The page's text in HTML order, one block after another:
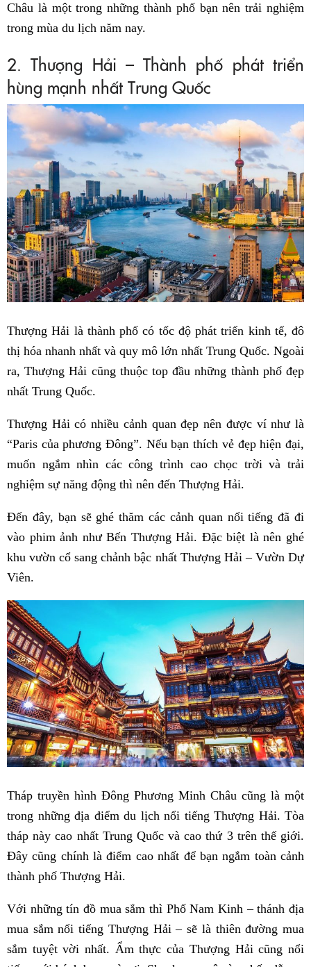
Châu là một trong những thành phố bạn nên trải nghiệm
trong mùa du lịch năm nay.
2. Thượng Hải – Thành phố phát triển
hùng mạnh nhất Trung Quốc
Thượng Hải là thành phố có tốc độ phát triển kinh tế, đô
thị hóa nhanh nhất và quy mô lớn nhất Trung Quốc. Ngoài
ra, Thượng Hải cũng thuộc top đầu những thành phố đẹp
nhất Trung Quốc.
Thượng Hải có nhiều cảnh quan đẹp nên được ví như là
“Paris của phương Đông”. Nếu bạn thích vẻ đẹp hiện đại,
muốn ngắm nhìn các công trình cao chọc trời và trải
nghiệm sự năng động thì nên đến Thượng Hải.
Đến đây, bạn sẽ ghé thăm các cảnh quan nổi tiếng đã đi
vào phim ảnh như Bến Thượng Hải. Đặc biệt là nên ghé
khu vườn cổ sang chảnh bậc nhất Thượng Hải – Vườn Dự
Viên.
Tháp truyền hình Đông Phương Minh Châu cũng là một
trong những địa điểm du lịch nổi tiếng Thượng Hải. Tòa
tháp này cao nhất Trung Quốc và cao thứ 3 trên thế giới.
Đây cũng chính là điểm cao nhất để bạn ngắm toàn cảnh
thành phố Thượng Hải.
Với những tín đồ mua sắm thì Phố Nam Kinh – thánh địa
mua sắm nổi tiếng Thượng Hải – sẽ là thiên đường mua
sắm tuyệt vời nhất. Ẩm thực của Thượng Hải cũng nổi